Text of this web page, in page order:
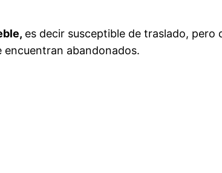
es decir susceptible de traslado,
encuentran abandonados.